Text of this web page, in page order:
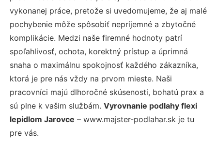
vykonanej práce, pretože si uvedomujeme, že aj malé
pochybenie môže spôsobiť nepríjemné a zbytočné
komplikácie. Medzi naše firemné hodnoty patrí
spoľahlivosť, ochota, korektný prístup a úprimná
snaha o maximálnu spokojnosť každého zákazníka,
ktorá je pre nás vždy na prvom mieste. Naši
pracovníci majú dlhoročné skúsenosti, bohatú prax a
sú plne k vašim službám. Vyrovnanie podlahy flexi
lepidlom Jarovce – www.majster-podlahar.sk je tu
pre vás.